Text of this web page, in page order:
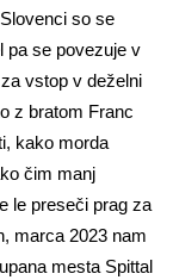
so se
pa se povezuje v
vstop v deželni
z bratom Franc
kako morda
čim manj
le preseči prag za
marca 2023 nam
mesta Spittal